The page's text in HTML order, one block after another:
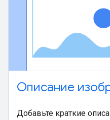
Описание
Добавьте краткие